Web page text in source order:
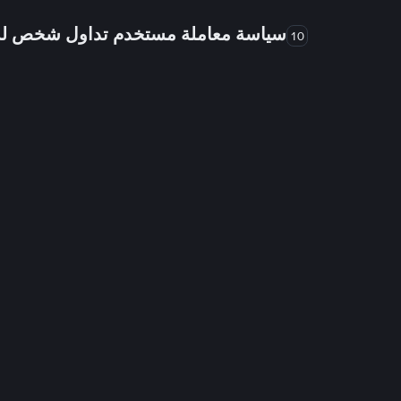
10 سياسة معاملة مستخدم تداول